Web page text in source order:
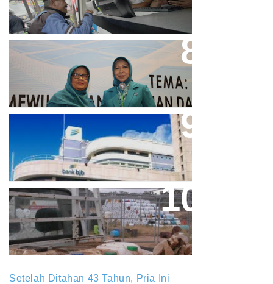
Perpres No.99/2017 Bisa Jadi
Acuan Semangat Pengabdian
Aher Minta Pemerintah Pusat
Masukan Kembali BJB Sebagai
Penyalur KUR
Paparan Pestisida Sebabkan
Parkinson Dan Kanker
Setelah Ditahan 43 Tahun, Pria Ini